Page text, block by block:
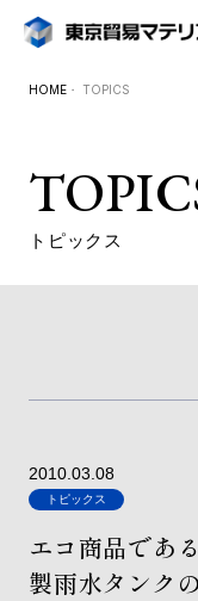
HOME・ TOPICS
トピックス
2010.03.08
トピックス
エコ商品であ
製雨水タンク